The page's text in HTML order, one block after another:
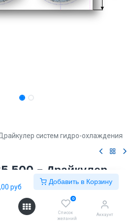
руб
Добавить в Корзину
0
Список
желаний
Аккаунт
систем гидро-охлаждения
500 - Драйкулер
охлаждения